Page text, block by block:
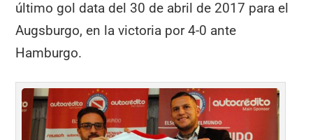
último gol data del 30 de abril de 2017 para el
Augsburgo, en la victoria por 4-0 ante
Hamburgo.